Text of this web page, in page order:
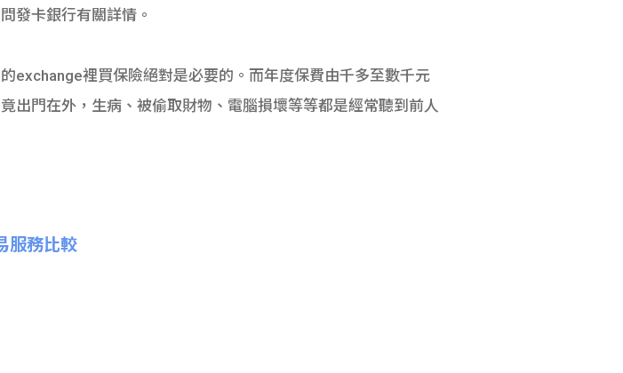
發卡銀行有關詳情。
exchange裡買保險絕對是必要的。而年度保費由千多至數千元
出門在外，生病、被偷取財物、電腦損壞等等都是經常聽到前人
服務比較